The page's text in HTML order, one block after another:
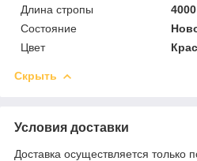
Длина стропы
Состояние
Цвет
Скрыть
Условия доставки
Доставка осуществляется только